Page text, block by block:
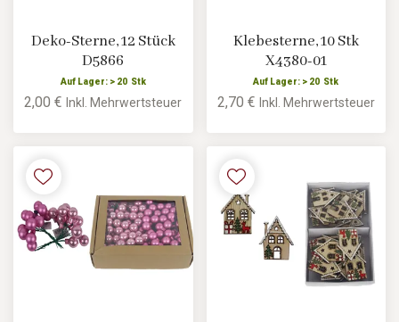
Deko-Sterne, 12 Stück
D5866
Auf Lager: > 20 Stk
2,00 €Inkl. Mehrwertsteuer
Klebesterne, 10 Stk
X4380-01
Auf Lager: > 20 Stk
2,70 € Inkl. Mehrwertsteuer